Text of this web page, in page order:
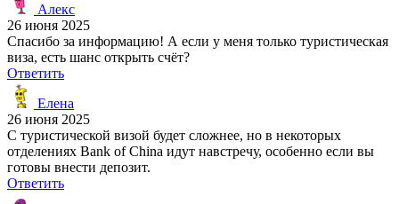
Алекс
26 июня 2025
Спасибо за информацию! А если у меня только туристическая
виза, есть шанс открыть счёт?
Ответить
Елена
26 июня 2025
С туристической визой будет сложнее, но в некоторых
отделениях Bank of China идут навстречу, особенно если вы
готовы внести депозит.
Ответить